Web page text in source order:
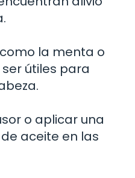
la menta o
útiles para
o aplicar una
aceite en las